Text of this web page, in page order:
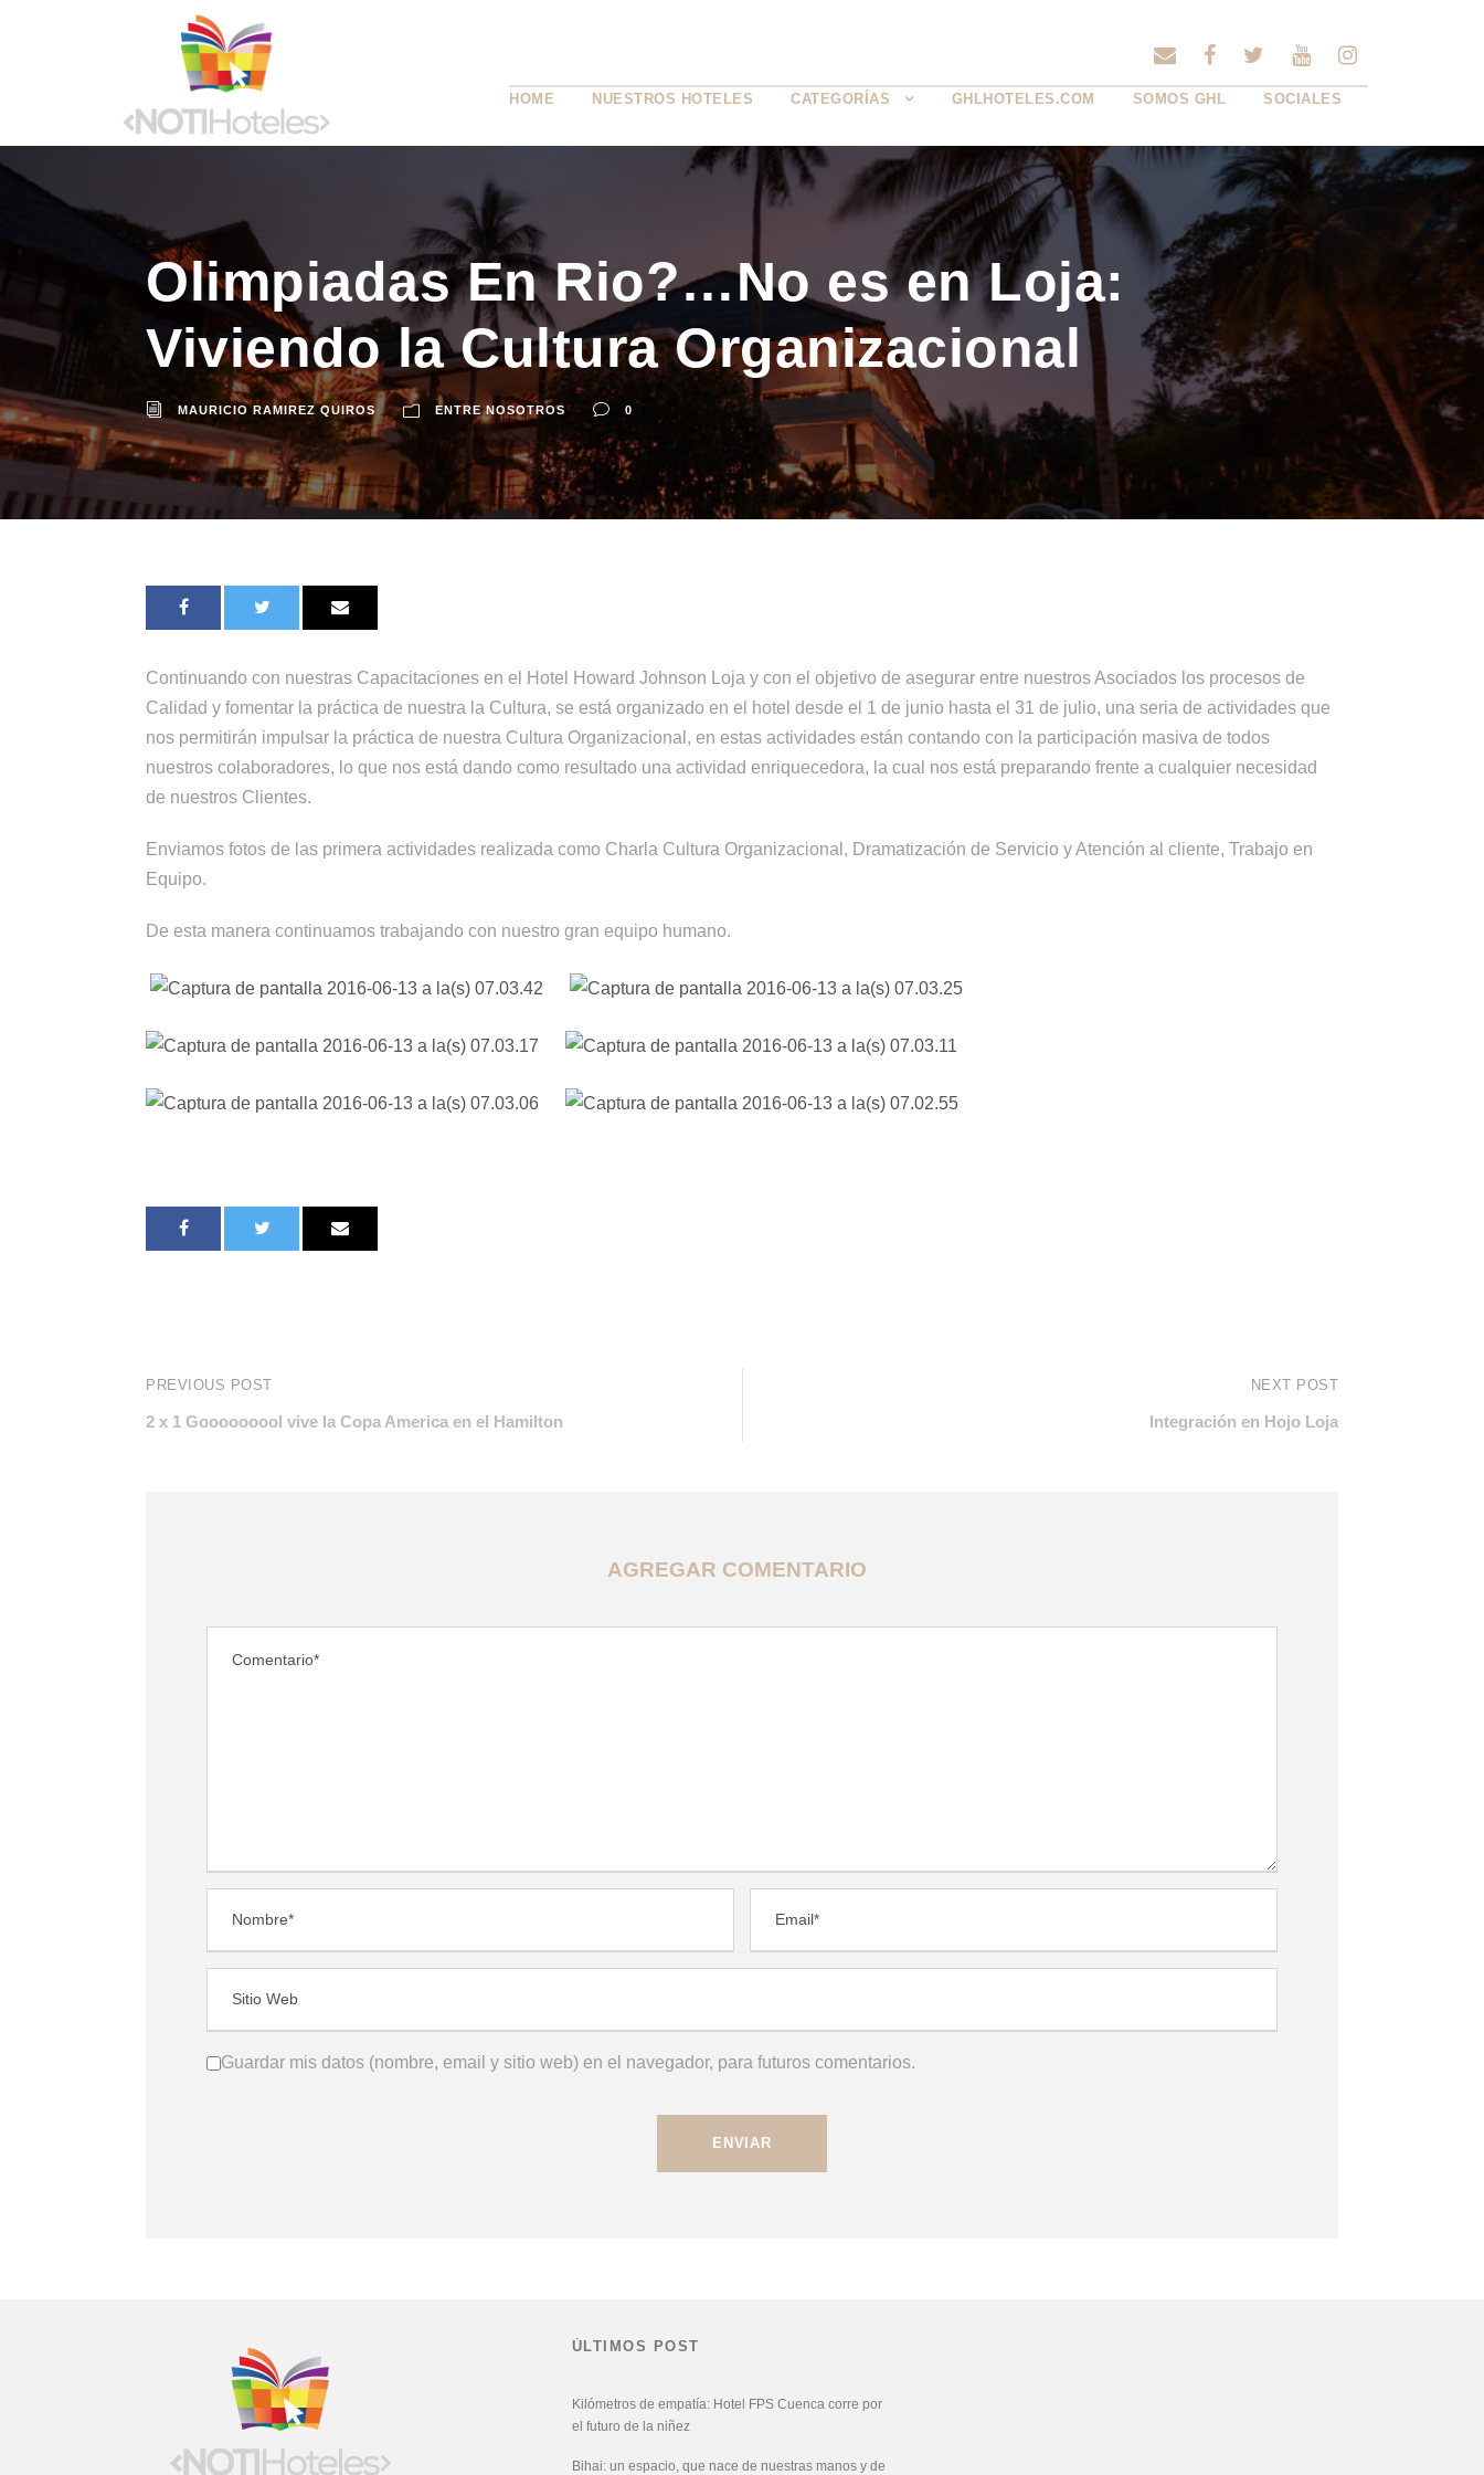
HOME NUESTROS HOTELES CATEGORÍAS GHLHOTELES.COM SOMOS GHL SOCIALES
Olimpiadas En Rio?…No es en Loja:
Viviendo la Cultura Organizacional
MAURICIO RAMIREZ QUIROS ENTRE NOSOTROS 0
Continuando con nuestras Capacitaciones en el Hotel Howard Johnson Loja y con el objetivo de asegurar entre nuestros Asociados los procesos de
Calidad y fomentar la práctica de nuestra la Cultura, se está organizado en el hotel desde el 1 de junio hasta el 31 de julio, una seria de actividades que
nos permitirán impulsar la práctica de nuestra Cultura Organizacional, en estas actividades están contando con la participación masiva de todos
nuestros colaboradores, lo que nos está dando como resultado una actividad enriquecedora, la cual nos está preparando frente a cualquier necesidad
de nuestros Clientes.
Enviamos fotos de las primera actividades realizada como Charla Cultura Organizacional, Dramatización de Servicio y Atención al cliente, Trabajo en
Equipo.
De esta manera continuamos trabajando con nuestro gran equipo humano.
PREVIOUS POST
2 x 1 Gooooooool vive la Copa America en el Hamilton
NEXT POST
Integración en Hojo Loja
AGREGAR COMENTARIO
Guardar mis datos (nombre, email y sitio web) en el navegador, para futuros comentarios.
ÚLTIMOS POST
Kilómetros de empatía: Hotel FPS Cuenca corre por
el futuro de la niñez
Bihai: un espacio, que nace de nuestras manos y de